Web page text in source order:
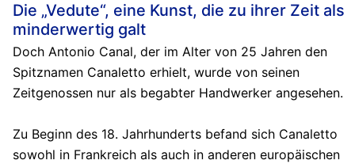
Die „Vedute“, eine Kunst, die zu ihrer Zeit als
minderwertig galt
Doch Antonio Canal, der im Alter von 25 Jahren den
Spitznamen Canaletto erhielt, wurde von seinen
Zeitgenossen nur als begabter Handwerker angesehen.
Zu Beginn des 18. Jahrhunderts befand sich Canaletto
sowohl in Frankreich als auch in anderen europäischen